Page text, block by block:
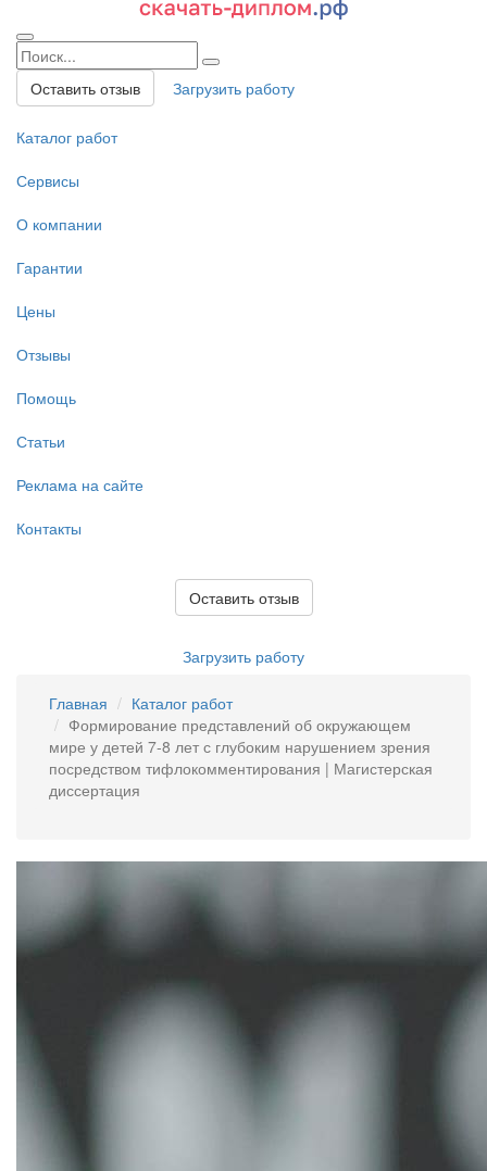
Оставить отзыв Загрузить работу
Каталог работ
Сервисы
О компании
Гарантии
Цены
Отзывы
Помощь
Статьи
Реклама на сайте
Контакты
Оставить отзыв
Загрузить работу
Главная
Каталог работ
Формирование представлений об окружающем
мире у детей 7-8 лет с глубоким нарушением зрения
посредством тифлокомментирования | Магистерская
диссертация